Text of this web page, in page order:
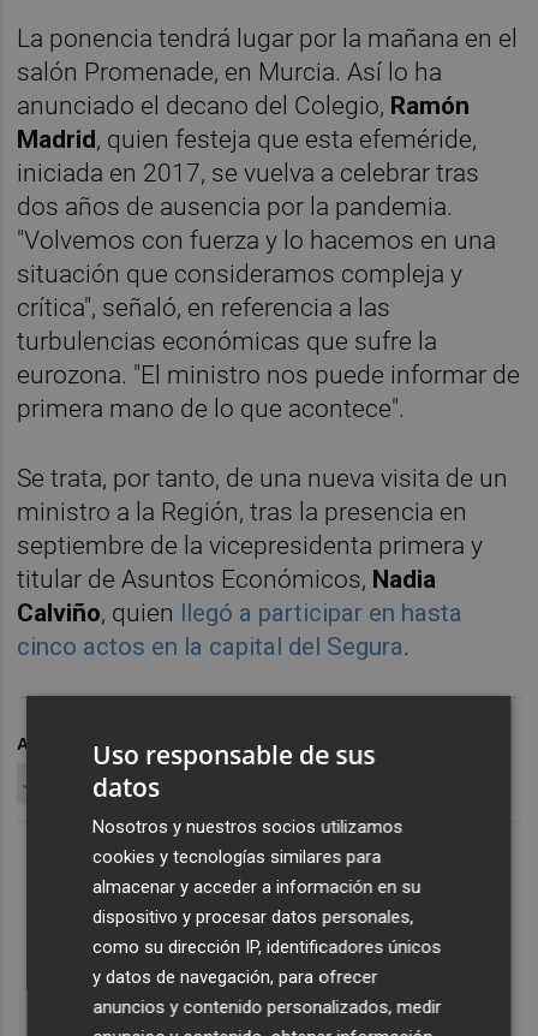
La ponencia tendrá lugar por la mañana en el
salón Promenade, en Murcia. Así lo ha
anunciado el decano del Colegio, Ramón
Madrid, quien festeja que esta efeméride,
iniciada en 2017, se vuelva a celebrar tras
dos años de ausencia por la pandemia.
"Volvemos con fuerza y lo hacemos en una
situación que consideramos compleja y
crítica", señaló, en referencia a las
turbulencias económicas que sufre la
eurozona. "El ministro nos puede informar de
primera mano de lo que acontece".
Se trata, por tanto, de una nueva visita de un
ministro a la Región, tras la presencia en
septiembre de la vicepresidenta primera y
titular de Asuntos Económicos, Nadia
Calviño, quien llegó a participar en hasta
cinco actos en la capital del Segura.
ARCHIVADO EN
COLEGIO DE ECONOMISTAS
JOSÉ LUIS ESCRIVÁ
Uso responsable de sus
datos
Nosotros y nuestros socios utilizamos
cookies y tecnologías similares para
almacenar y acceder a información en su
dispositivo y procesar datos personales,
como su dirección IP, identificadores únicos
y datos de navegación, para ofrecer
anuncios y contenido personalizados, medir